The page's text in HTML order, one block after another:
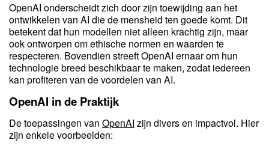
OpenAI onderscheidt zich door zijn toewijding aan het
ontwikkelen van AI die de mensheid ten goede komt. Dit
betekent dat hun modellen niet alleen krachtig zijn, maar
ook ontworpen om ethische normen en waarden te
respecteren. Bovendien streeft OpenAI ernaar om hun
technologie breed beschikbaar te maken, zodat iedereen
kan profiteren van de voordelen van AI.
OpenAI in de Praktijk
De toepassingen van OpenAI zijn divers en impactvol. Hier
zijn enkele voorbeelden: